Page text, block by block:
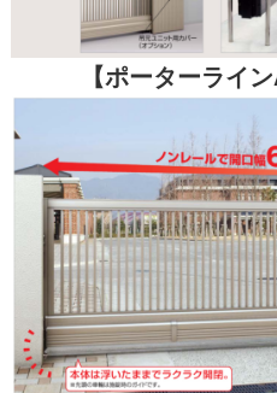
【ポーターライ